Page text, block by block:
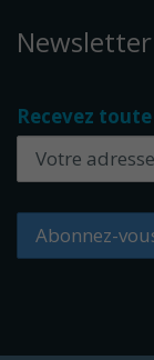
Newsletter
Recevez